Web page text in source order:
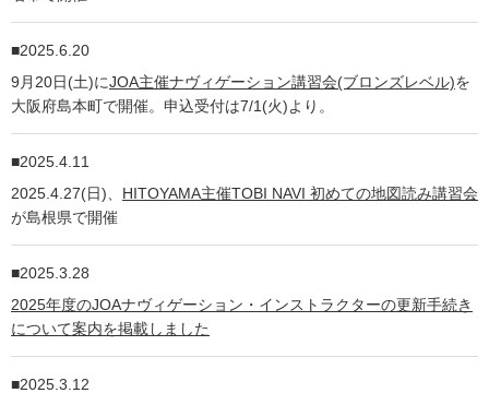
2025.6.20
9月20日(土)にJOA主催ナヴィゲーション講習会(ブロンズレベル)を
大阪府島本町で開催。申込受付は7/1(火)より。
2025.4.11
2025.4.27(日)、 HITOYAMA主催TOBI NAVI 初めての地図読み講習会
が島根県で開催
2025.3.28
2025年度のJOAナヴィゲーション・インストラクターの更新手続き
について案内を掲載しました
2025.3.12